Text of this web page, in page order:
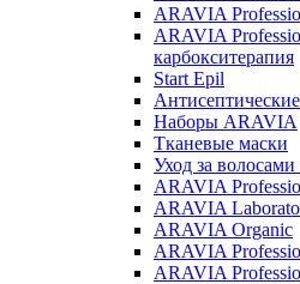
ARAVIA
ARAVIA
карбокситерапия
Start Epil
Антисептические
Наборы ARAVIA
Тканевые маски
Уход за
ARAVIA
ARAVIA
ARAVIA Organic
ARAVIA
ARAVIA